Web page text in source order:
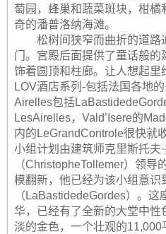
萄园，蜂巢和蔬菜斑块，柑
奇的潘普洛纳海滩。
松树间狭窄而曲折的道路
门。宫殿后面提供了童话般
饰着圆顶和柱廊。让人想起里
LOV酒店系列-包括法国各地
Airelles包括
LesAirelles，Vald’Isere的
内的LeGrandControle很快就
小组计划由建筑师克里斯托夫
（ChristopheTollemer）领导
模翻新，他已经为该小组意识
（LaBastidedeGordes）。
华，已经有了全新的大堂中性
淡的金色，一个壮观的